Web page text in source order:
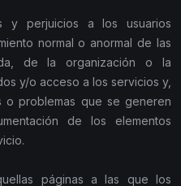
y perjuicios a los usuarios
normal o anormal de las
de la organización o la
y/o acceso a los servicios y,
problemas que se generen
de los elementos
páginas a las que los